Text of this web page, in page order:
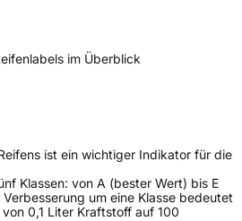
im Überblick
ist ein wichtiger Indikator für die
Klassen: von A (bester Wert) bis E
um eine Klasse bedeutet
0,1 Liter Kraftstoff auf 100